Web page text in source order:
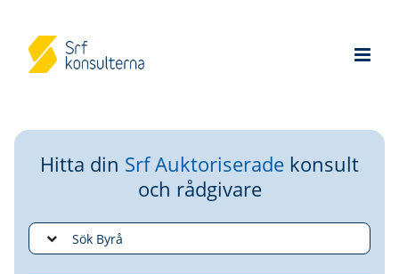
Hitta din Srf Auktoriserade konsult
och rådgivare